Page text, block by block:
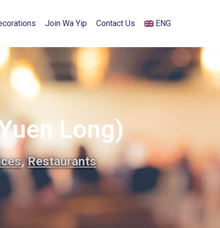
Join Wa Yip Contact Us ENG
Long)
,Restaurants